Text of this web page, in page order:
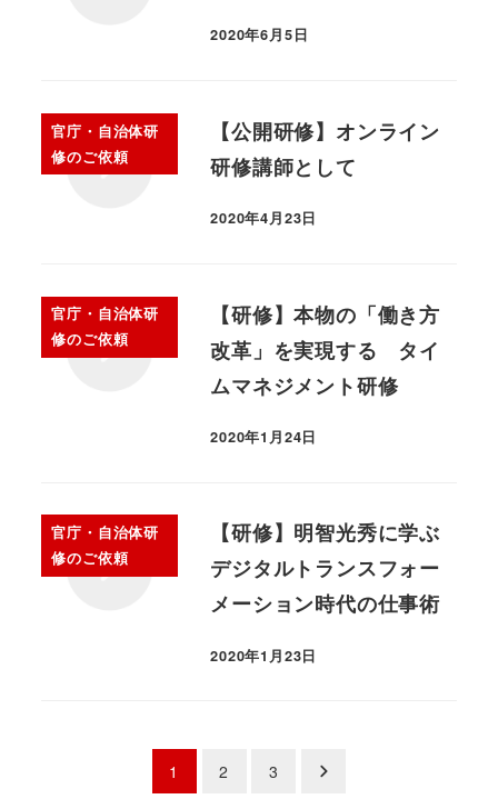
2020年6月5日
官庁・自治体研
修のご依頼
【公開研修】オンライン
研修講師として
2020年4月23日
官庁・自治体研
修のご依頼
【研修】本物の「働き方
改革」を実現する タイ
ムマネジメント研修
2020年1月24日
官庁・自治体研
修のご依頼
【研修】明智光秀に学ぶ
デジタルトランスフォー
メーション時代の仕事術
2020年1月23日
1 2 3